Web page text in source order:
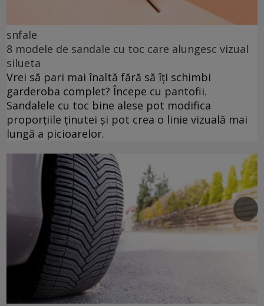
snfale
8 modele de sandale cu toc care alungesc vizual
silueta
Vrei să pari mai înaltă fără să îți schimbi
garderoba complet? Începe cu pantofii.
Sandalele cu toc bine alese pot modifica
proporțiile ținutei și pot crea o linie vizuală mai
lungă a picioarelor.